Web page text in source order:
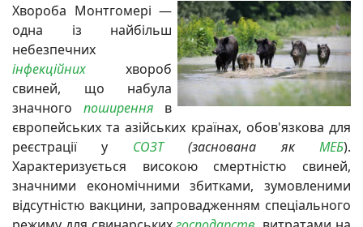
Хвороба Монтгомері —
одна із найбільш
небезпечних
інфекційних хвороб
свиней, що набула
значного поширення в
європейських та азійських країнах, обов'язкова для
реєстрації у СОЗТ (заснована якМЕБ).
Характеризується високою смертністю свиней,
значними економічними збитками, зумовленими
відсутністю вакцини, запровадженням спеціального